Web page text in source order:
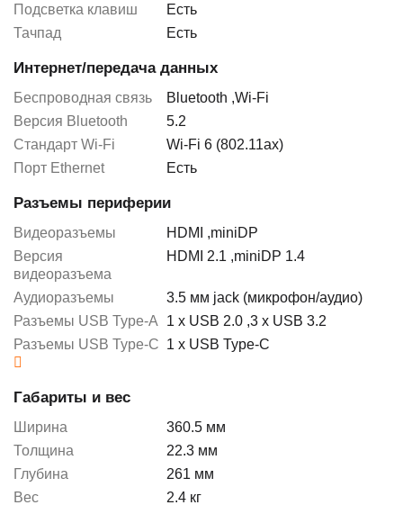
Подсветка клавиш
Есть
Тачпад
Есть
Интернет/передача данных
Беспроводная связь Bluetooth ,Wi-Fi
Версия Bluetooth
5.2
Стандарт Wi-Fi
Wi-Fi 6 (802.11ax)
Порт Ethernet
Есть
Разъемы периферии
Видеоразъемы HDMI ,miniDP
Версия
видеоразъема
HDMI 2.1 ,miniDP 1.4
Аудиоразъемы
3.5 мм jack (микрофон/аудио)
Разъемы USB Type-A
1 x USB 2.0 ,3 x USB 3.2
Разъемы USB Type-C 1 x USB Type-C
Габариты и вес
Ширина
360.5 мм
Толщина
22.3 мм
Глубина
261 мм
Вес
2.4 кг